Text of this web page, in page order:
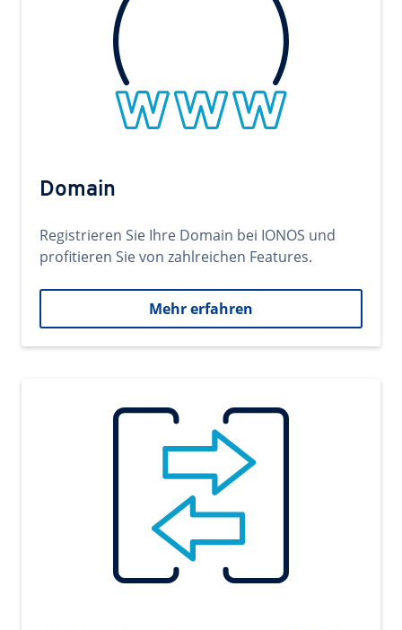
Domain
Registrieren Sie Ihre Domain bei IONOS und
profitieren Sie von zahlreichen Features.
Mehr erfahren